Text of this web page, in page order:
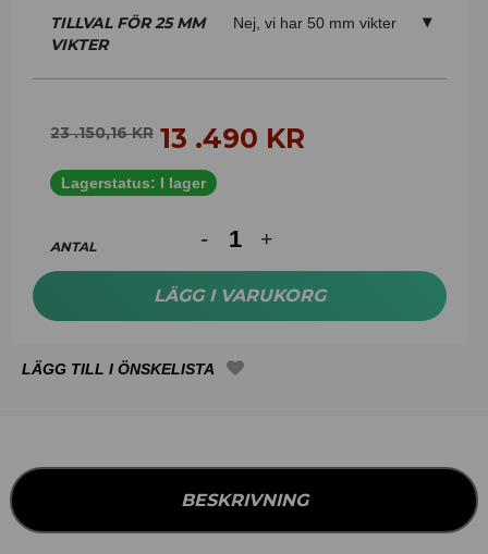
TILLVAL FÖR 25 MM
VIKTER
Nej, vi har 50 mm vikter
23 .150,16KR 13 .490 KR
Lagerstatus: I lager
ANTAL
LÄGG I VARUKORG
BESKRIVNING